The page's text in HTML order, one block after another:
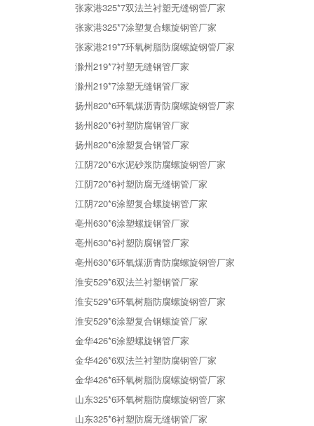
张家港325*7双法兰衬塑无缝钢管厂家
张家港325*7涂塑复合螺旋钢管厂家
张家港219*7环氧树脂防腐螺旋钢管厂家
滁州219*7衬塑无缝钢管厂家
滁州219*7涂塑无缝钢管厂家
扬州820*6环氧煤沥青防腐螺旋钢管厂家
扬州820*6衬塑防腐钢管厂家
扬州820*6涂塑复合钢管厂家
江阴720*6水泥砂浆防腐螺旋钢管厂家
江阴720*6衬塑防腐无缝钢管厂家
江阴720*6涂塑复合螺旋钢管厂家
亳州630*6涂塑螺旋钢管厂家
亳州630*6衬塑防腐钢管厂家
亳州630*6环氧煤沥青防腐螺旋钢管厂家
淮安529*6双法兰衬塑钢管厂家
淮安529*6环氧树脂防腐螺旋钢管厂家
淮安529*6涂塑复合钢螺旋管厂家
金华426*6涂塑螺旋钢管厂家
金华426*6双法兰衬塑防腐钢管厂家
金华426*6环氧树脂防腐螺旋钢管厂家
山东325*6环氧树脂防腐螺旋钢管厂家
山东325*6衬塑防腐无缝钢管厂家